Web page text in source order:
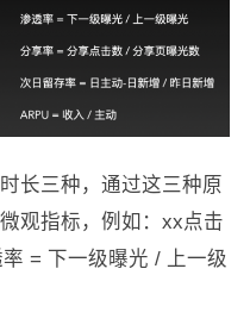
长三种，通过这三种原
观指标，例如：xx点击
= 下一级曝光 / 上一级